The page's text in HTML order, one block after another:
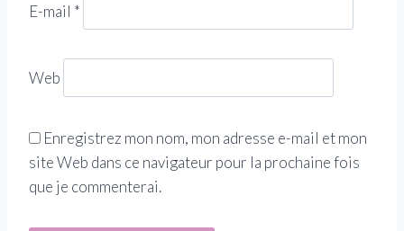
E-mail *
Web
Enregistrez mon nom, mon adresse e-mail et mon
site Web dans ce navigateur pour la prochaine fois
que je commenterai.